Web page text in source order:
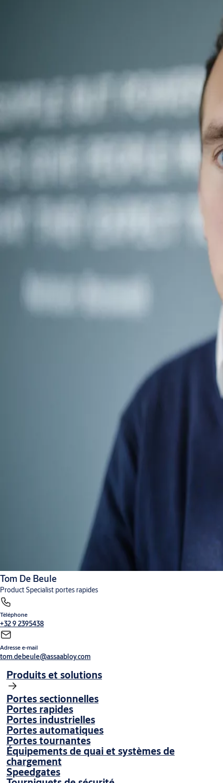
Tom De Beule
Product Specialist portes rapides
Téléphone
+32 9 2395438
Adresse e-mail
tom.debeule@assaabloy.com
Produits et solutions
Portes sectionnelles
Portes rapides
Portes industrielles
Portes automatiques
Portes tournantes
Équipements de quai et systèmes de
chargement
Speedgates